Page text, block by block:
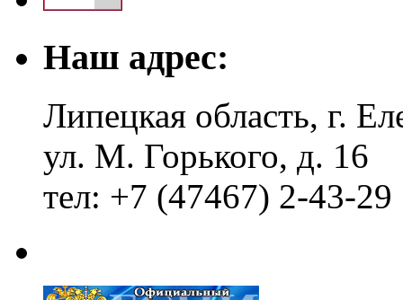
Наш адрес:
Липецкая область, г.
ул. М. Горького, д. 16
тел: +7 (47467) 2-43-29